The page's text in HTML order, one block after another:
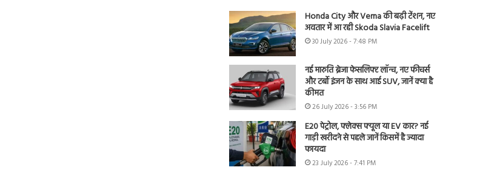
Honda City और Verna की बढ़ी टेंशन, नए
अवतार में आ रही Skoda Slavia Facelift
30 July 2026 - 7:48 PM
नई मारुति ब्रेजा फेसलिफ्ट लॉन्च, नए फीचर्स
और टर्बो इंजन के साथ आई SUV, जानें क्या है
कीमत
26 July 2026 - 3:56 PM
E20 पेट्रोल, फ्लेक्स फ्यूल या EV कार? नई
गाड़ी खरीदने से पहले जानें किसमें है ज्यादा
फायदा
23 July 2026 - 7:41 PM